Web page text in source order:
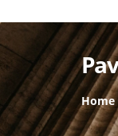
Home